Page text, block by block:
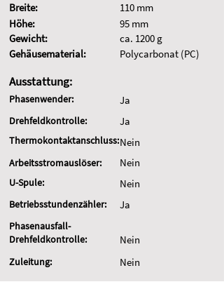
Breite:
Höhe:
Gewicht:
Gehäusematerial:
110 mm
95 mm
ca. 1200 g
Polycarbonat (PC)
Ausstattung:
Phasenwender: Ja
Drehfeldkontrolle: Ja
Thermokontaktanschluss:Nein
Arbeitsstromauslöser:
U-Spule:
Nein
Nein
Betriebsstundenzähler: Ja
Phasenausfall-
Drehfeldkontrolle:
Nein
Zuleitung: Nein